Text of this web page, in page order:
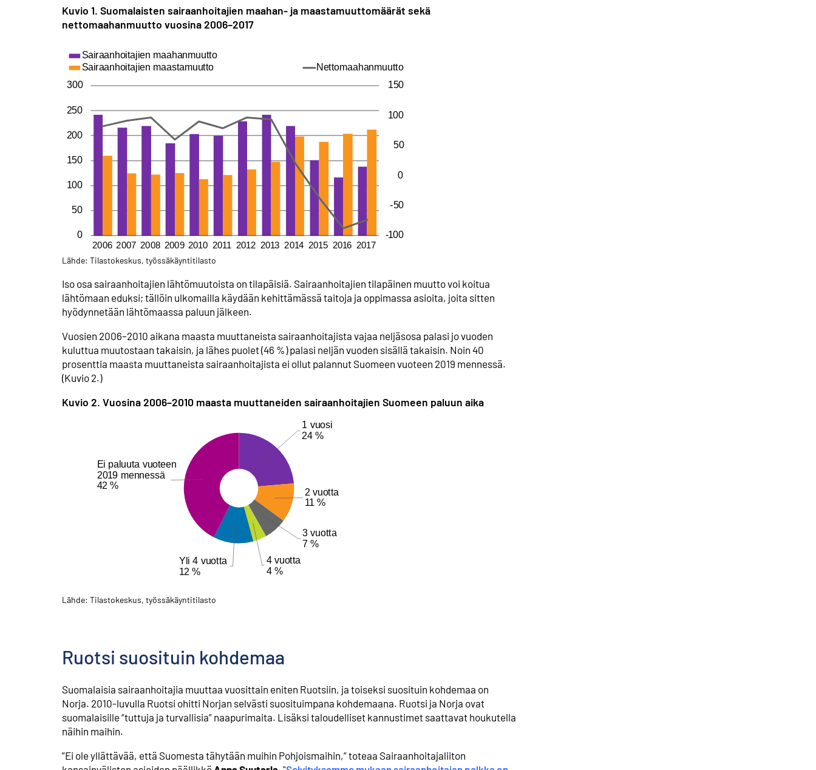
Kuvio 1. Suomalaisten sairaanhoitajien maahan- ja maastamuuttomäärät sekä
nettomaahanmuutto vuosina 2006–2017
Lähde: Tilastokeskus, työssäkäyntitilasto
Iso osa sairaanhoitajien lähtömuutoista on tilapäisiä. Sairaanhoitajien tilapäinen muutto voi koitua
lähtömaan eduksi; tällöin ulkomailla käydään kehittämässä taitoja ja oppimassa asioita, joita sitten
hyödynnetään lähtömaassa paluun jälkeen.
Vuosien 2006–2010 aikana maasta muuttaneista sairaanhoitajista vajaa neljäsosa palasi jo vuoden
kuluttua muutostaan takaisin, ja lähes puolet (46 %) palasi neljän vuoden sisällä takaisin. Noin 40
prosenttia maasta muuttaneista sairaanhoitajista ei ollut palannut Suomeen vuoteen 2019 mennessä.
(Kuvio 2.)
Kuvio 2. Vuosina 2006–2010 maasta muuttaneiden sairaanhoitajien Suomeen paluun aika
Lähde: Tilastokeskus, työssäkäyntitilasto
Ruotsi suosituin kohdemaa
Suomalaisia sairaanhoitajia muuttaa vuosittain eniten Ruotsiin, ja toiseksi suosituin kohdemaa on
Norja. 2010-luvulla Ruotsi ohitti Norjan selvästi suosituimpana kohdemaana. Ruotsi ja Norja ovat
suomalaisille “tuttuja ja turvallisia” naapurimaita. Lisäksi taloudelliset kannustimet saattavat houkutella
näihin maihin.
”Ei ole yllättävää, että Suomesta tähytään muihin Pohjoismaihin,” toteaa Sairaanhoitajaliiton